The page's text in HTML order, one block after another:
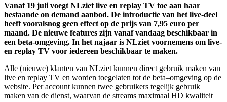
Vanaf 19 juli voegt NLziet live en replay TV toe aan haar
bestaande on demand aanbod. De introductie van het live-deel
heeft vooralsnog geen effect op de prijs van 7,95 euro per
maand. De nieuwe features zijn vanaf vandaag beschikbaar in
een beta-omgeving. In het najaar is NLziet voornemens om live-
en replay TV voor iedereen beschikbaar te maken.
Alle (nieuwe) klanten van NLziet kunnen direct gebruik maken van
live en replay TV en worden toegelaten tot de beta–omgeving op de
website. Per account kunnen twee gebruikers tegelijk gebruik
maken van de dienst, waarvan de streams maximaal HD kwaliteit